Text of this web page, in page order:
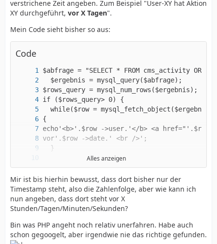
verstrichene Zeit angeben. Zum Beispiel "User-XY hat Aktion
XY durchgeführt, vor X Tagen".
Mein Code sieht bisher so aus:
Code
}
Alles anzeigen
Mir ist bis hierhin bewusst, dass dort bisher nur der
Timestamp steht, also die Zahlenfolge, aber wie kann ich
nun angeben, dass dort steht vor X
Stunden/Tagen/Minuten/Sekunden?
Bin was PHP angeht noch relativ unerfahren. Habe auch
schon gegoogelt, aber irgendwie nie das richtige gefunden.